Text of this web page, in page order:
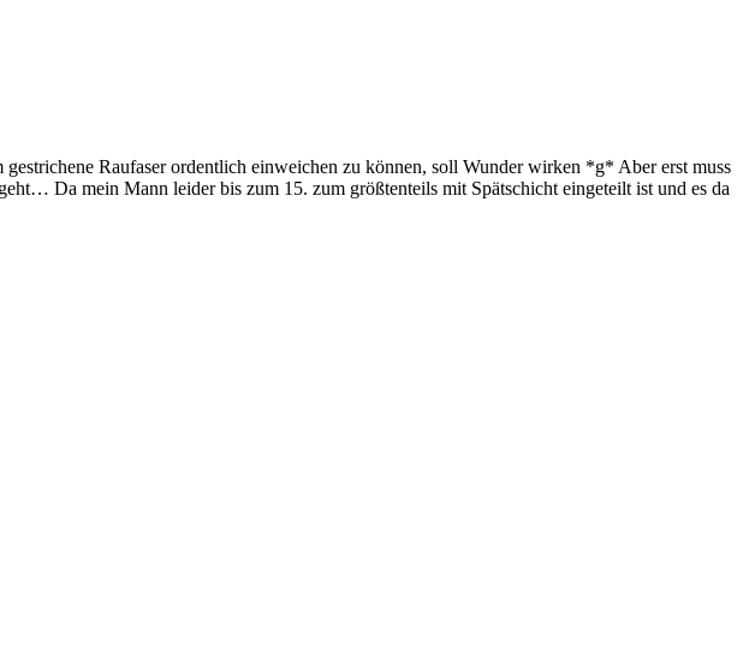
Raufaser ordentlich einweichen zu können, soll Wunder wirken *g* Aber erst muss
Da mein Mann leider bis zum 15. zum größtenteils mit Spätschicht eingeteilt ist und es da